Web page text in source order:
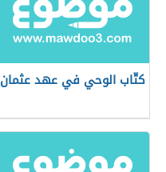
كتّاب الوحي في عهد عثمان